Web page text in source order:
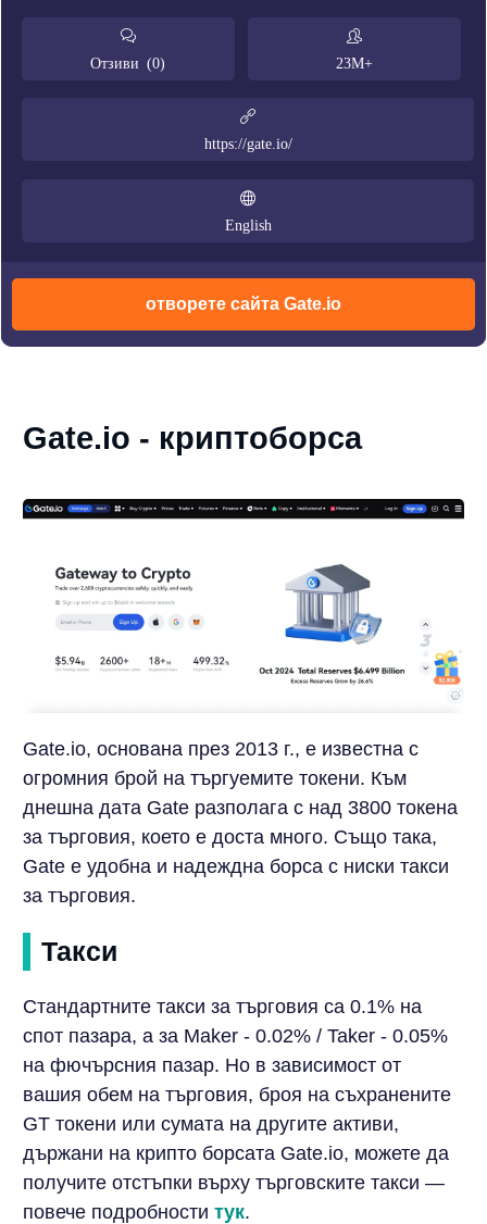
Отзиви (0) 23M+
https://gate.io/
English
отворете сайта Gate.io
Gate.io - криптоборса
Gate.io, основана през 2013 г., е известна с
огромния брой на търгуемите токени. Към
днешна дата Gate разполага с над 3800 токена
за търговия, което е доста много. Също така,
Gate е удобна и надеждна борса с ниски такси
за търговия.
Такси
Стандартните такси за търговия са 0.1% на
спот пазара, а за Maker - 0.02% / Taker - 0.05%
на фючърсния пазар. Но в зависимост от
вашия обем на търговия, броя на съхранените
GT токени или сумата на другите активи,
държани на крипто борсата Gate.io, можете да
получите отстъпки върху търговските такси —
повече подробности тук.